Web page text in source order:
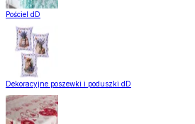
Pościel dD
Dekoracyjne poszewki i poduszki dD